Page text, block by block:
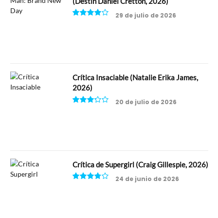
29 de julio de 2026
Crítica Insaciable (Natalie Erika James,
2026)
20 de julio de 2026
Crítica de Supergirl (Craig Gillespie, 2026)
24 de junio de 2026